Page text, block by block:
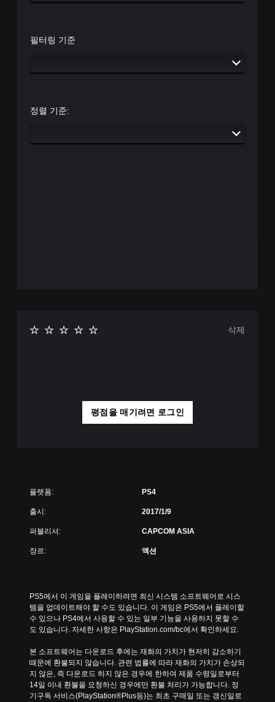
필터링 기준
정렬 기준:
평점을 매기려면 로그인
삭제
플랫폼: PS4
출시: 2017/1/9
퍼블리셔: CAPCOM ASIA
장르: 액션
PS5에서 이 게임을 플레이하려면 최신 시스템 소프트웨어로 시스
템을 업데이트해야 할 수도 있습니다. 이 게임은 PS5에서 플레이할
수 있으나 PS4에서 사용할 수 있는 일부 기능을 사용하지 못할 수
도 있습니다. 자세한 사항은 PlayStation.com/bc에서 확인하세요.
본 소프트웨어는 다운로드 후에는 재화의 가치가 현저히 감소하기
때문에 환불되지 않습니다. 관련 법률에 따라 재화의 가치가 손상되
지 않은, 즉 다운로드 하지 않은 경우에 한하여 제품 수령일로부터
14일 이내 환불을 요청하신 경우에만 환불 처리가 가능합니다. 정
기구독 서비스(PlayStation®Plus등)는 최초 구매일 또는 갱신일로